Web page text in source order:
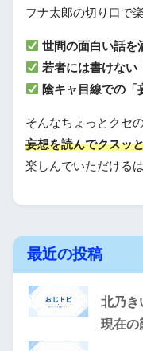
フナ太郎の切り口で
世間の面白い話を
若者には書けない
陰キャ目線での「
そんなちょっとクセ
妄想を読んでクスッ
楽しんでいただけるは
最近の投稿
北乃き
現在の